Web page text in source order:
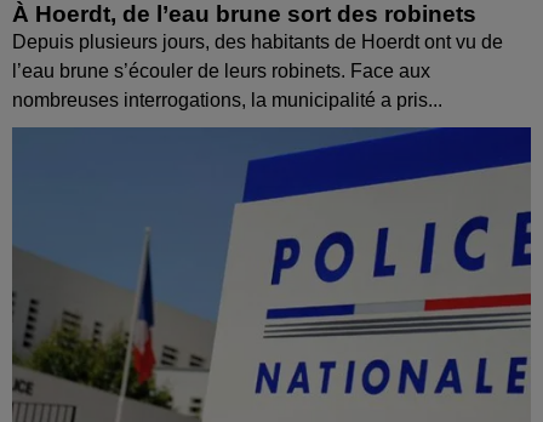
À Hoerdt, de l’eau brune sort des robinets
Depuis plusieurs jours, des habitants de Hoerdt ont vu de
l’eau brune s’écouler de leurs robinets. Face aux
nombreuses interrogations, la municipalité a pris...